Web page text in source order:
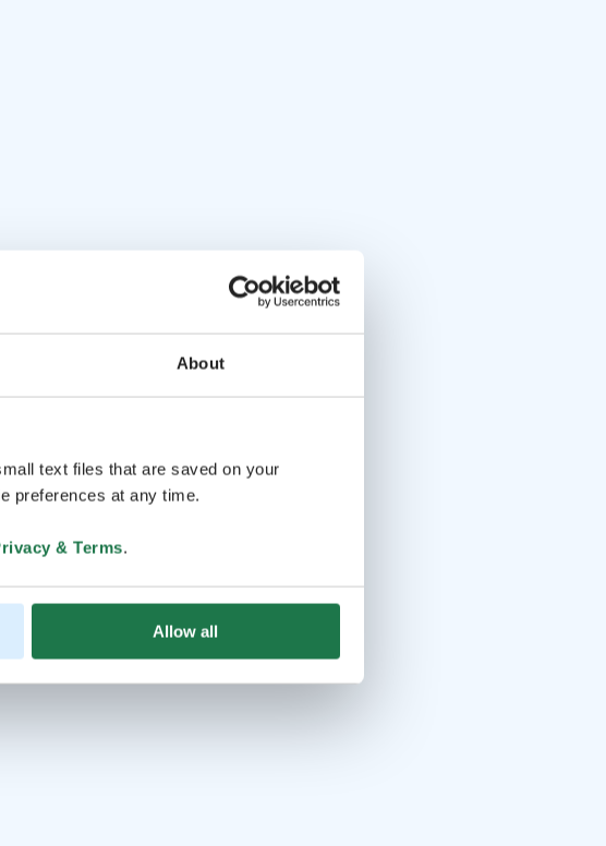
About
text files that are saved on your
preferences at any time.
& Terms.
Allow all